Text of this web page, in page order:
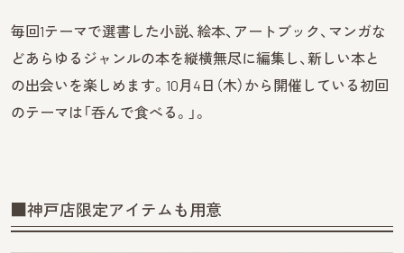
毎回1テーマで選書した小説、絵本、アートブック、マンガな
どあらゆるジャンルの本を縦横無尽に編集し、新しい本と
の出会いを楽しめます。10月4日（木）から開催している初回
のテーマは「呑んで食べる。」。
■神戸店限定アイテムも用意